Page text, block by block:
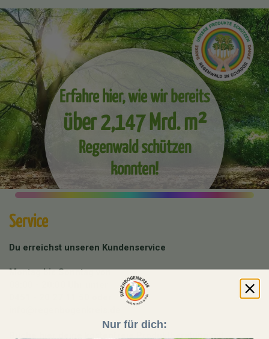
Erfahre hier, wie wir bereits
über 2,147 Mrd. m²
Regenwald schützen
konnten!
Service
Du erreichst unseren Kundenservice
Montag bis Sonntag von
Nur für dich: